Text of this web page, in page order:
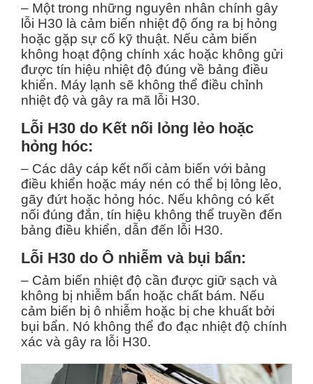
– Một trong những nguyên nhân chính gây
lỗi H30 là cảm biến nhiệt độ ống ra bị hỏng
hoặc gặp sự cố kỹ thuật. Nếu cảm biến
không hoạt động chính xác hoặc không gửi
được tín hiệu nhiệt độ đúng về bảng điều
khiển. Máy lạnh sẽ không thể điều chỉnh
nhiệt độ và gây ra mã lỗi H30.
Lỗi H30 do Kết nối lỏng lẻo hoặc
hỏng hóc:
– Các dây cáp kết nối cảm biến với bảng
điều khiển hoặc máy nén có thể bị lỏng lẻo,
gãy đứt hoặc hỏng hóc. Nếu không có kết
nối đúng đắn, tín hiệu không thể truyền đến
bảng điều khiển, dẫn đến lỗi H30.
Lỗi H30 do Ô nhiễm và bụi bẩn:
– Cảm biến nhiệt độ cần được giữ sạch và
không bị nhiễm bẩn hoặc chất bám. Nếu
cảm biến bị ô nhiễm hoặc bị che khuất bởi
bụi bẩn. Nó không thể đo đạc nhiệt độ chính
xác và gây ra lỗi H30.